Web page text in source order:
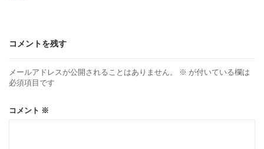
コメントを残す
メールアドレスが公開されることはありません。 ※ が付いている欄は
必須項目です
コメント ※